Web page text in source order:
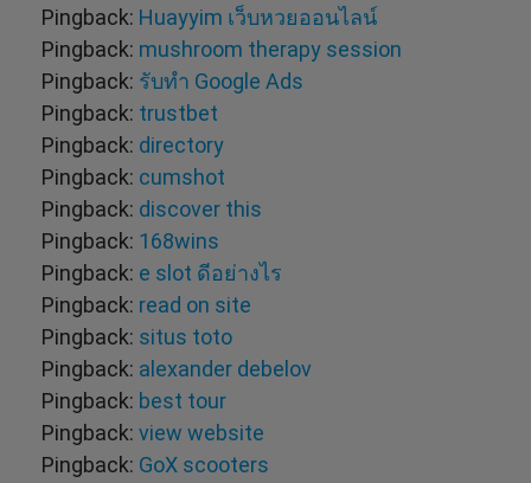
Pingback: Huayyim เว็บหวยออนไลน์
Pingback: mushroom therapy session
Pingback: รับทำ Google Ads
Pingback: trustbet
Pingback: directory
Pingback: cumshot
Pingback: discover this
Pingback: 168wins
Pingback: e slot ดีอย่างไร
Pingback: read on site
Pingback: situs toto
Pingback: alexander debelov
Pingback: best tour
Pingback: view website
Pingback: GoX scooters